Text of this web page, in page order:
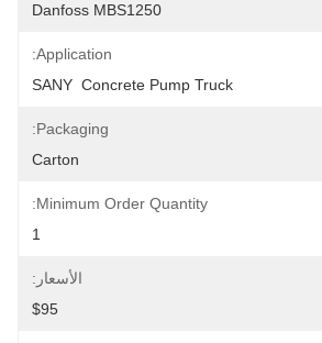
Danfoss MBS1250
Application:
SANY  Concrete Pump Truck
Packaging:
Carton
Minimum Order Quantity:
1
الأسعار:
$95